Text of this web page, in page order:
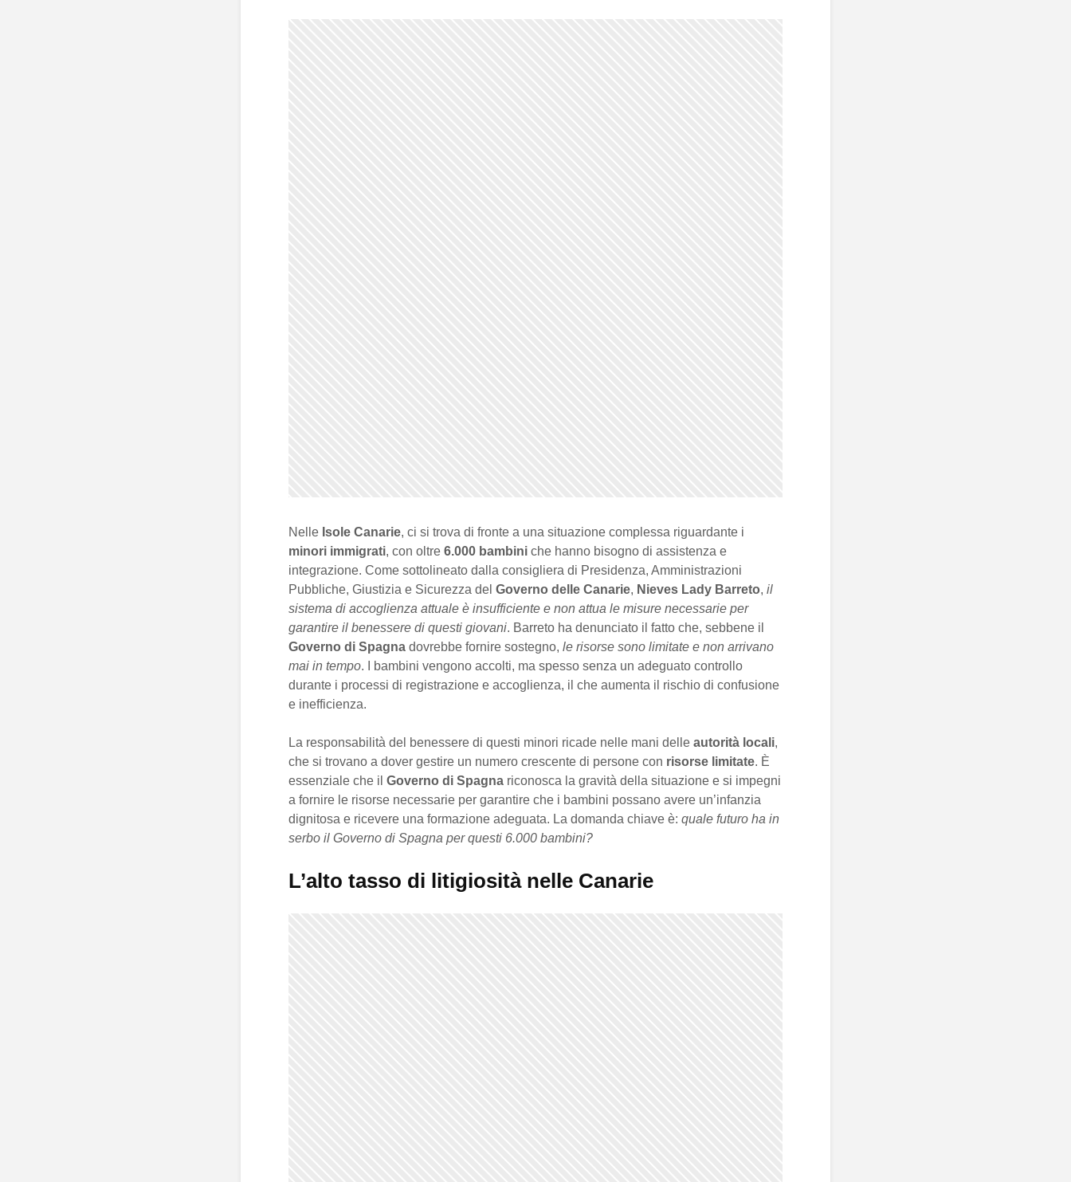
Nelle Isole Canarie, ci si trova di fronte a una situazione complessa riguardante i
minori immigrati, con oltre 6.000 bambini che hanno bisogno di assistenza e
integrazione. Come sottolineato dalla consigliera di Presidenza, Amministrazioni
Pubbliche, Giustizia e Sicurezza del Governo delle Canarie, Nieves Lady Barreto, il
sistema di accoglienza attuale è insufficiente e non attua le misure necessarie per
garantire il benessere di questi giovani. Barreto ha denunciato il fatto che, sebbene il
Governo di Spagna dovrebbe fornire sostegno, le risorse sono limitate e non arrivano
mai in tempo. I bambini vengono accolti, ma spesso senza un adeguato controllo
durante i processi di registrazione e accoglienza, il che aumenta il rischio di confusione
e inefficienza.
La responsabilità del benessere di questi minori ricade nelle mani delle autorità locali,
che si trovano a dover gestire un numero crescente di persone con risorse limitate. È
essenziale che il Governo di Spagna riconosca la gravità della situazione e si impegni
a fornire le risorse necessarie per garantire che i bambini possano avere un’infanzia
dignitosa e ricevere una formazione adeguata. La domanda chiave è: quale futuro ha in
serbo il Governo di Spagna per questi 6.000 bambini?
L’alto tasso di litigiosità nelle Canarie